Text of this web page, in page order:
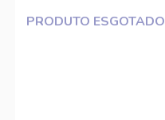
PRODUTO ESGOTADO